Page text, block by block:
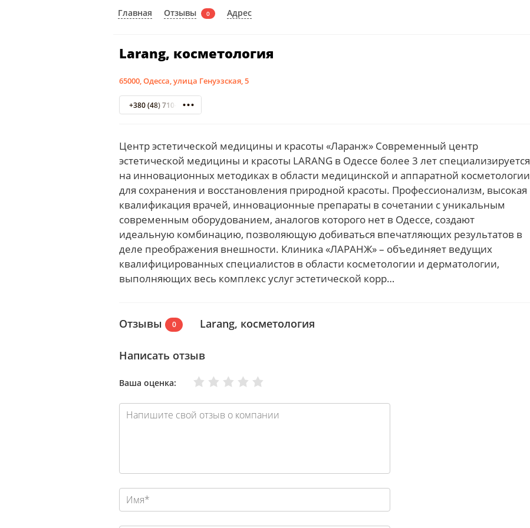
Главная Отзывы 0 Адрес
Larang, косметология
65000, Одесса, улица Генуэзская, 5
+380 (48) 710-03-03
Центр эстетической медицины и красоты «Ларанж» Современный центр
эстетической медицины и красоты LARANG в Одессе более 3 лет специализируется
на инновационных методиках в области медицинской и аппаратной косметологии
для сохранения и восстановления природной красоты. Профессионализм, высокая
квалификация врачей, инновационные препараты в сочетании с уникальным
современным оборудованием, аналогов которого нет в Одессе, создают
идеальную комбинацию, позволяющую добиваться впечатляющих результатов в
деле преображения внешности. Клиника «ЛАРАНЖ» – объединяет ведущих
квалифицированных специалистов в области косметологии и дерматологии,
выполняющих весь комплекс услуг эстетической корр…
Отзывы 0 Larang, косметология
Написать отзыв
Ваша оценка: Отлично
Хорошо
Нормально
Плохо
Очень плохо